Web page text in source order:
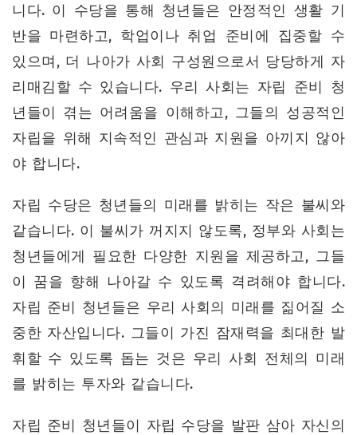
니다. 이 수당을 통해 청년들은 안정적인 생활 기
반을 마련하고, 학업이나 취업 준비에 집중할 수
있으며, 더 나아가 사회 구성원으로서 당당하게 자
리매김할 수 있습니다. 우리 사회는 자립 준비 청
년들이 겪는 어려움을 이해하고, 그들의 성공적인
자립을 위해 지속적인 관심과 지원을 아끼지 않아
야 합니다.
자립 수당은 청년들의 미래를 밝히는 작은 불씨와
같습니다. 이 불씨가 꺼지지 않도록, 정부와 사회는
청년들에게 필요한 다양한 지원을 제공하고, 그들
이 꿈을 향해 나아갈 수 있도록 격려해야 합니다.
자립 준비 청년들은 우리 사회의 미래를 짊어질 소
중한 자산입니다. 그들이 가진 잠재력을 최대한 발
휘할 수 있도록 돕는 것은 우리 사회 전체의 미래
를 밝히는 투자와 같습니다.
자립 준비 청년들이 자립 수당을 발판 삼아 자신의